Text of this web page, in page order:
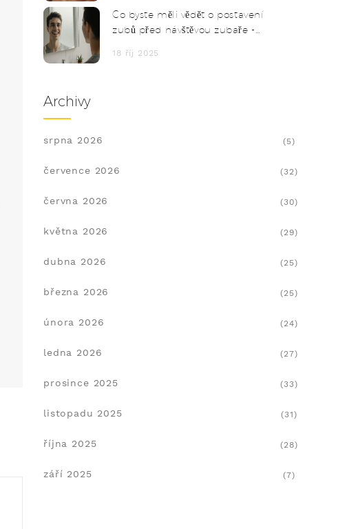
Co byste měli vědět o postavení
zubů před návštěvou zubaře -
18 říj 2025
Archivy
srpna 2026 (5)
července 2026 (32)
června 2026 (30)
května 2026 (29)
dubna 2026 (25)
března 2026 (25)
února 2026 (24)
ledna 2026 (27)
prosince 2025 (33)
listopadu 2025 (31)
října 2025 (28)
září 2025 (7)